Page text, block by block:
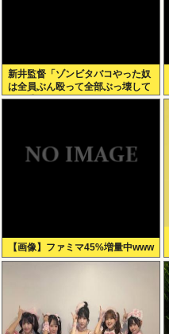
新井監督「ゾンビタバコやった奴
は全員ぶん殴って全部ぶっ壊して
から辞めたい」
【画像】ファミマ45%増量中www